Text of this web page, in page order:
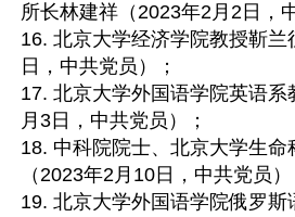
所长林建祥（2023年2月2日，
16. 北京大学经济学院教授靳兰
日，中共党员）；
17. 北京大学外国语学院英语
月3日，中共党员）；
18. 中科院院士、北京大学生命
（2023年2月10日，中共党员）
19. 北京大学外国语学院俄罗斯